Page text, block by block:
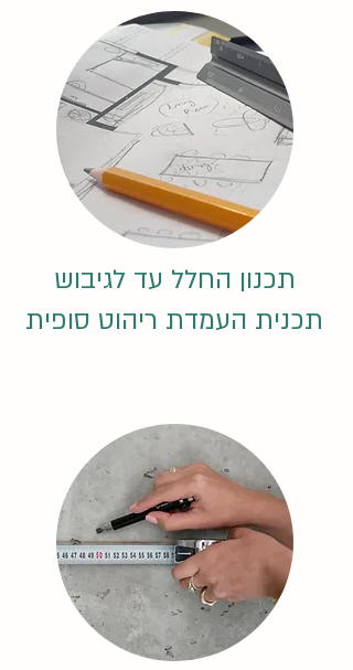
תכנון החלל עד לגיבוש
תכנית העמדת ריהוט סופית